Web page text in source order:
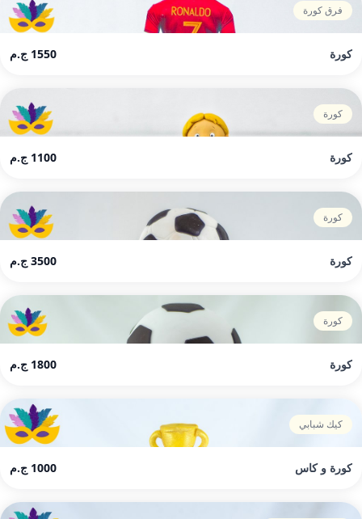
فرق كورة
كورة 1550 ج.م
كورة
كورة 1100 ج.م
كورة
كورة 3500 ج.م
كورة
كورة 1800 ج.م
كيك شبابي
كورة و كاس 1000 ج.م